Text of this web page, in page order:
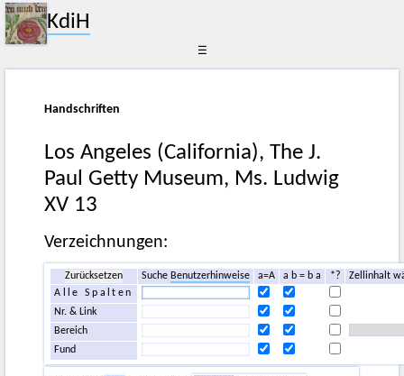
KdiH
☰
Handschriften
Los Angeles (California), The J.
Paul Getty Museum, Ms. Ludwig
XV 13
Verzeichnungen:
Zurücksetzen SucheBenutzerhinweise a=A a b = b a *?
Zellinhalt
Alle Spalten
Nr. & Link
Bereich
Fund